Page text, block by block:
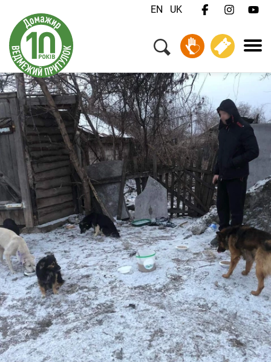
EN UK
Меню
Ваш візит
Добробут тварин
Про нас
Робота
Для медіа
Зв'язатися з нами
Пожертвувати
Квитки